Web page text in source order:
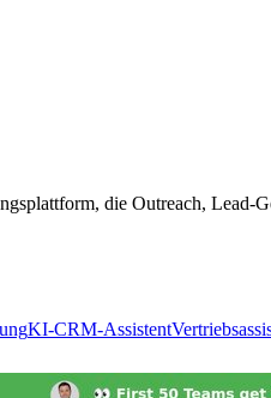
die Outreach,
KI-CRM-Assistent